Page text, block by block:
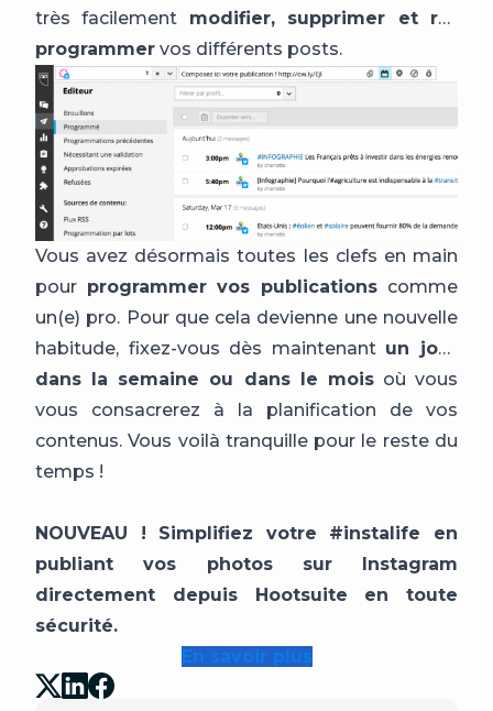
très facilement modifier, supprimer et re-
programmer vos différents posts.
Vous avez désormais toutes les clefs en main
pour programmer vos publications comme
un(e) pro. Pour que cela devienne une nouvelle
habitude, fixez-vous dès maintenant un jour
dans la semaine ou dans le moisoù vous
vous consacrerez à la planification de vos
contenus. Vous voilà tranquille pour le reste du
temps !
NOUVEAU ! Simplifiez votre #instalife en
publiant vos photos sur Instagram
directement depuis Hootsuite en toute
sécurité.
En savoir plus